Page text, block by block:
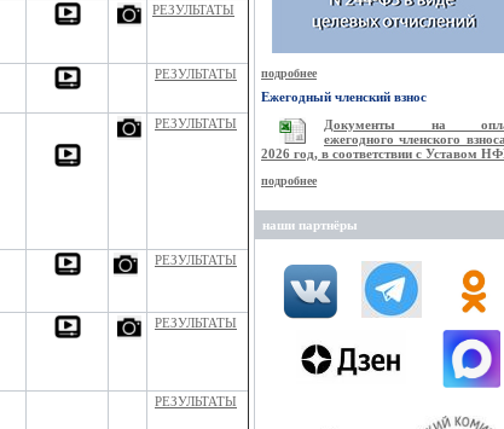
РЕЗУЛЬТАТЫ
РЕЗУЛЬТАТЫ
РЕЗУЛЬТАТЫ
РЕЗУЛЬТАТЫ
РЕЗУЛЬТАТЫ
РЕЗУЛЬТАТЫ
подробнее
Ежегодный членский взнос
Документы на
ежегодного членского
2026 год, в соответствии с Уставом
подробнее
наши партнёры